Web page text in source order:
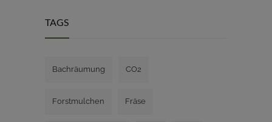
TAGS
Bachräumung CO2
Forstmulchen Fräse